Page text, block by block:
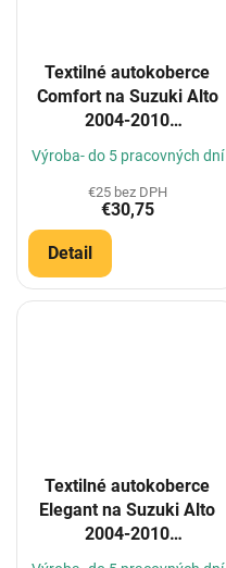
Textilné autokoberce
Comfort na Suzuki Alto
2004-2010
(Konfigurátor)
Výroba- do 5 pracovných dní
€25 bez DPH
€30,75
Detail
Textilné autokoberce
Elegant na Suzuki Alto
2004-2010
(Konfigurátor)